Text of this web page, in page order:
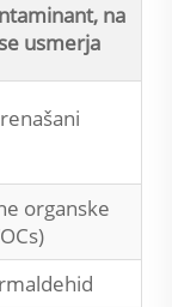
na
usmerja
organske